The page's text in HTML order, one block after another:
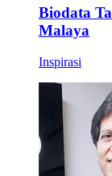
Biodata
Malaya
Inspirasi